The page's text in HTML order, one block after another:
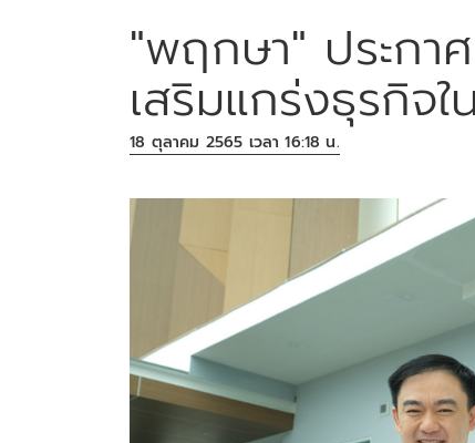
"พฤกษา" ประกา
เสริมแกร่งธุรกิจ
18 ตุลาคม 2565 เวลา 16:18 น.